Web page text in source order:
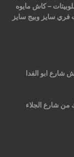
– كاش مايوه
سايز وبيج سايز
شارع ابو الفدا
من شارع الجلاء